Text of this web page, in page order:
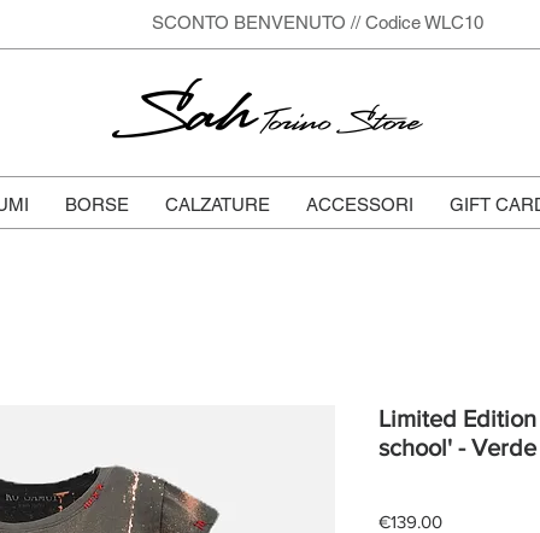
SCONTO BENVENUTO // Codice WLC10
SahTorino Store
BORSE CALZATURE ACCESSORI GIFT
Limited
school' -
€139.00Price